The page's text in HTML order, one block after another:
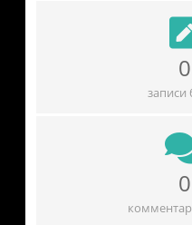
0
записи
0